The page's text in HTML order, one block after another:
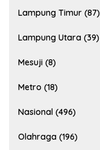
Lampung Timur (87)
Lampung Utara (39)
Mesuji (8)
Metro (18)
Nasional (496)
Olahraga (196)